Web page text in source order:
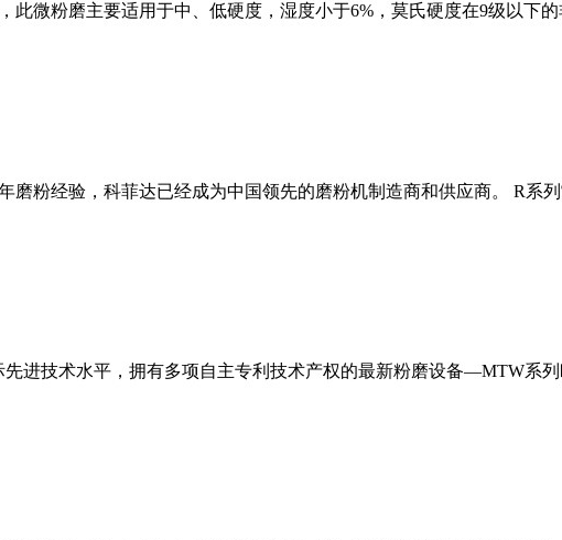
此微粉磨主要适用于中、低硬度，湿度小于6%，莫氏硬度在9级以下
磨粉经验，科菲达已经成为中国领先的磨粉机制造商和供应商。 R系
进技术水平，拥有多项自主专利技术产权的最新粉磨设备—MTW系